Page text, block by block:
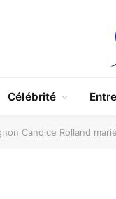
Célébrité
Candice Rolland